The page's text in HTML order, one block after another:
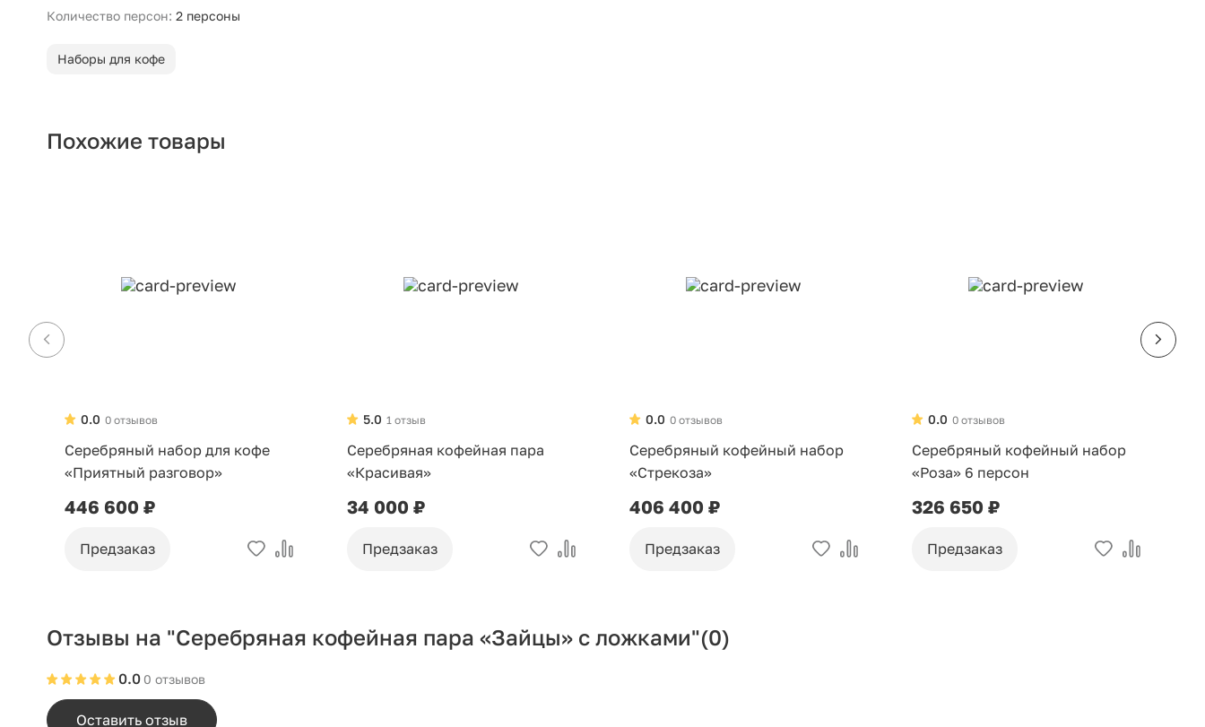
Количество персон: 2 персоны
Наборы для кофе
Похожие товары
0 отзывов
0.0
Серебряный набор для кофе
«Приятный разговор»
446 600 ₽
Предзаказ
1 отзыв
5.0
Серебряная кофейная пара
«Красивая»
34 000 ₽
Предзаказ
0 отзывов
0.0
Серебряный кофейный набор
«Стрекоза»
406 400 ₽
Предзаказ
0 отзывов
0.0
Серебряный кофейный набор
«Роза» 6 персон
326 650 ₽
Предзаказ
Отзывы на "Серебряная кофейная пара «Зайцы» с ложками"(0)
0 отзывов
0.0
Оставить отзыв